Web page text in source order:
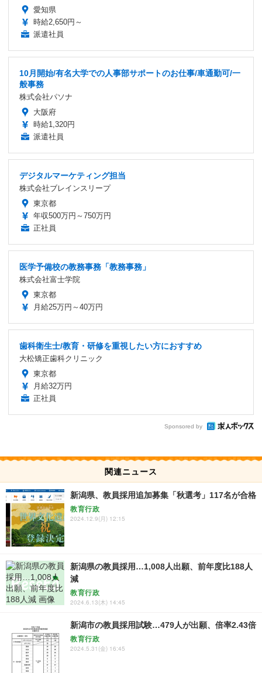
愛知県
時給2,650円～
派遣社員
10月開始/有名大学での人事部サポートのお仕事/車通勤可/一
般事務
株式会社パソナ
大阪府
時給1,320円
派遣社員
デジタルマーケティング担当
株式会社ブレインスリープ
東京都
年収500万円～750万円
正社員
医学予備校の教務事務「教務事務」
株式会社富士学院
東京都
月給25万円～40万円
歯科衛生士/教育・研修を重視したい方におすすめ
大松矯正歯科クリニック
東京都
月給32万円
正社員
Sponsored by
関連ニュース
新潟県、教員採用追加募集「秋選考」117名が合格
教育行政
2024.12.9(月) 12:15
新潟県の教員採用…1,008人出願、前年度比188人
減
教育行政
2024.6.13(木) 14:45
新潟市の教員採用試験…479人が出願、倍率2.43倍
教育行政
2024.5.31(金) 16:45